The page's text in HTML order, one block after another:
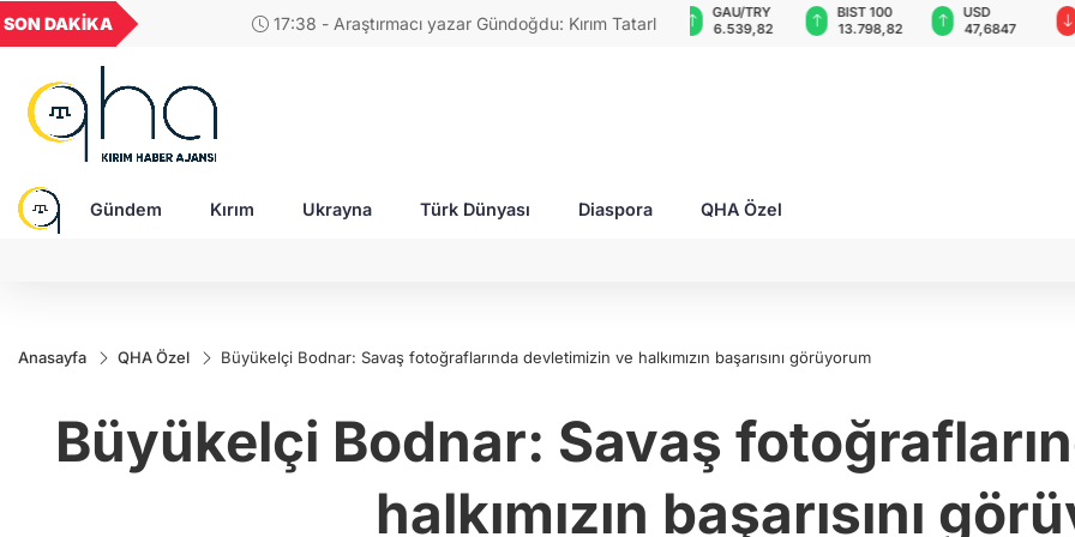
SON DAKİKA
17:38 - Araştırmacı yazar Gündoğdu: Kırım Tatarları ile Ahıska
GEL
18,2351
16,2304
27,9743
0,0018
6.539,82
BIST 100
13.798,82
USD
47,6847
EUR
54,9771
Gündem Kırım Ukrayna Türk Dünyası Diaspora QHA Özel
Anasayfa QHA Özel Büyükelçi Bodnar: Savaş fotoğraflarında devletimizin ve halkımızın başarısını görüyorum
Büyükelçi Bodnar: Savaş
halkımızın başarısını